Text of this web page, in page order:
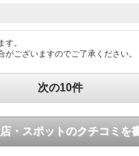
。
ございますのでご了承ください。
次の10件
・スポットのクチコミを